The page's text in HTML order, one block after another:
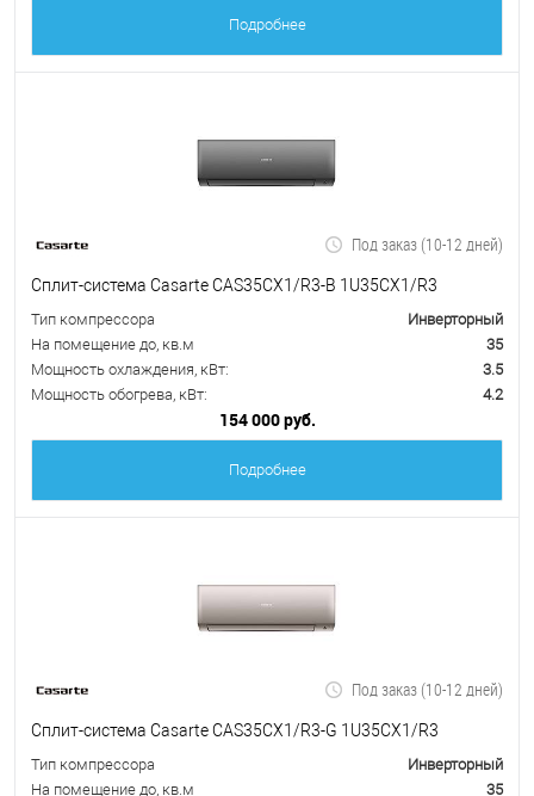
Подробнее
Под заказ (10-12 дней)
Сплит-система Casarte CAS35CX1/R3-B 1U35CX1/R3
Тип компрессора
Инверторный
На помещение до, кв.м
35
Мощность охлаждения, кВт:
3.5
Мощность обогрева, кВт:
4.2
154 000 руб.
Подробнее
Под заказ (10-12 дней)
Сплит-система Casarte CAS35CX1/R3-G 1U35CX1/R3
Тип компрессора
Инверторный
На помещение до, кв.м
35